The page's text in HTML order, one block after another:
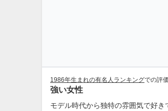
1986年生まれの有名人ランキングでの評
強い女性
モデル時代から独特の雰囲気で好き